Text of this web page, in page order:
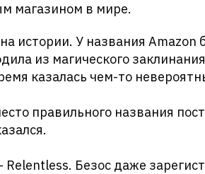
магазином в мире.
истории. У названия
из магического
казалась чем-то
правильного названия
Безос даже